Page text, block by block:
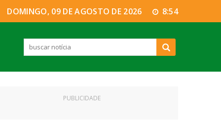
DOMINGO, 09 DE AGOSTO DE 2026 8:54
PUBLICIDADE